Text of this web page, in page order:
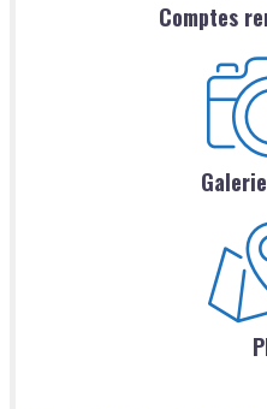
Comptes